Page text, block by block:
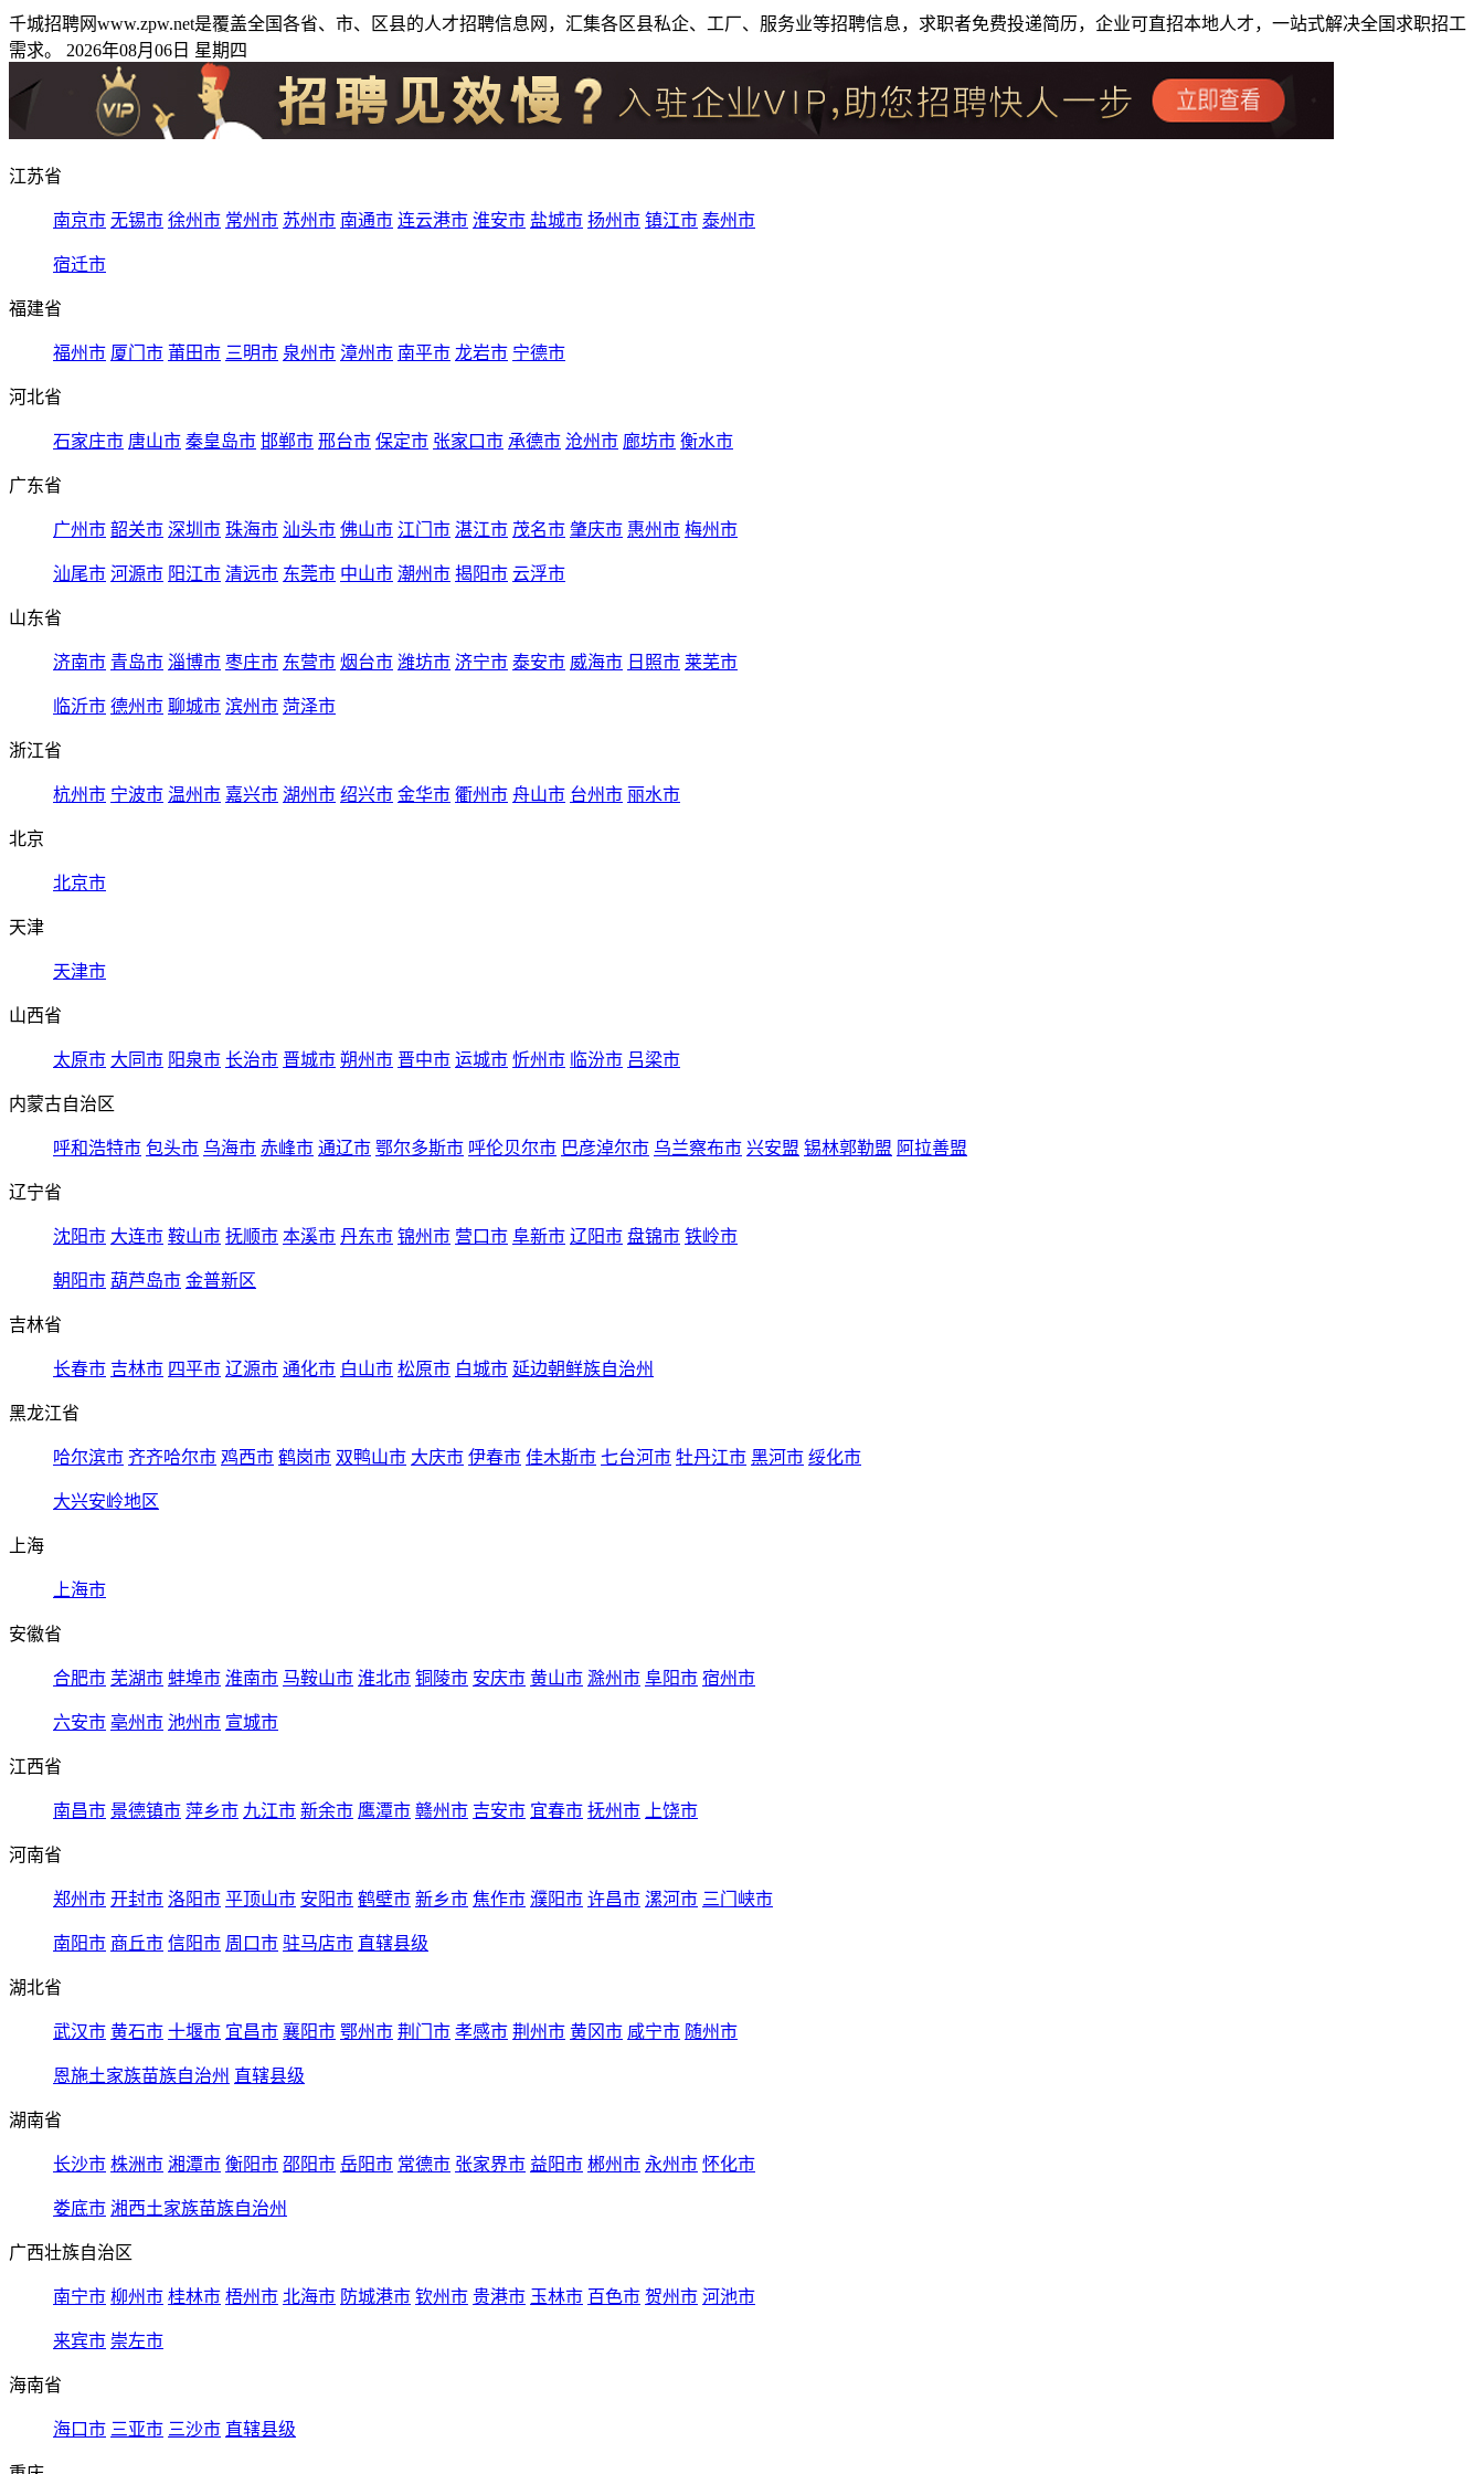
千城招聘网www.zpw.net是覆盖全国各省、市、区县的人才招聘信息网，汇集各区县私企、工厂、服务业等招聘信息，求职者免费投递简历，企业可直招本地人才，一站式解决全国求职招工
需求。 2026年08月06日 星期四
江苏省
南京市 无锡市 徐州市 常州市 苏州市 南通市 连云港市 淮安市 盐城市 扬州市 镇江市 泰州市
宿迁市
福建省
福州市 厦门市 莆田市 三明市 泉州市 漳州市 南平市 龙岩市 宁德市
河北省
石家庄市 唐山市 秦皇岛市 邯郸市 邢台市 保定市 张家口市 承德市 沧州市 廊坊市 衡水市
广东省
广州市 韶关市 深圳市 珠海市 汕头市 佛山市 江门市 湛江市 茂名市 肇庆市 惠州市 梅州市
汕尾市 河源市 阳江市 清远市 东莞市 中山市 潮州市 揭阳市 云浮市
山东省
济南市 青岛市 淄博市 枣庄市 东营市 烟台市 潍坊市 济宁市 泰安市 威海市 日照市 莱芜市
临沂市 德州市 聊城市 滨州市 菏泽市
浙江省
杭州市 宁波市 温州市 嘉兴市 湖州市 绍兴市 金华市 衢州市 舟山市 台州市 丽水市
北京
北京市
天津
天津市
山西省
太原市 大同市 阳泉市 长治市 晋城市 朔州市 晋中市 运城市 忻州市 临汾市 吕梁市
内蒙古自治区
呼和浩特市 包头市 乌海市 赤峰市 通辽市 鄂尔多斯市 呼伦贝尔市 巴彦淖尔市 乌兰察布市 兴安盟 锡林郭勒盟 阿拉善盟
辽宁省
沈阳市 大连市 鞍山市 抚顺市 本溪市 丹东市 锦州市 营口市 阜新市 辽阳市 盘锦市 铁岭市
朝阳市 葫芦岛市 金普新区
吉林省
长春市 吉林市 四平市 辽源市 通化市 白山市 松原市 白城市 延边朝鲜族自治州
黑龙江省
哈尔滨市 齐齐哈尔市 鸡西市 鹤岗市 双鸭山市 大庆市 伊春市 佳木斯市 七台河市 牡丹江市 黑河市 绥化市
大兴安岭地区
上海
上海市
安徽省
合肥市 芜湖市 蚌埠市 淮南市 马鞍山市 淮北市 铜陵市 安庆市 黄山市 滁州市 阜阳市 宿州市
六安市 亳州市 池州市 宣城市
江西省
南昌市 景德镇市 萍乡市 九江市 新余市 鹰潭市 赣州市 吉安市 宜春市 抚州市 上饶市
河南省
郑州市 开封市 洛阳市 平顶山市 安阳市 鹤壁市 新乡市 焦作市 濮阳市 许昌市 漯河市 三门峡市
南阳市 商丘市 信阳市 周口市 驻马店市 直辖县级
湖北省
武汉市 黄石市 十堰市 宜昌市 襄阳市 鄂州市 荆门市 孝感市 荆州市 黄冈市 咸宁市 随州市
恩施土家族苗族自治州 直辖县级
湖南省
长沙市 株洲市 湘潭市 衡阳市 邵阳市 岳阳市 常德市 张家界市 益阳市 郴州市 永州市 怀化市
娄底市 湘西土家族苗族自治州
广西壮族自治区
南宁市 柳州市 桂林市 梧州市 北海市 防城港市 钦州市 贵港市 玉林市 百色市 贺州市 河池市
来宾市 崇左市
海南省
海口市 三亚市 三沙市 直辖县级